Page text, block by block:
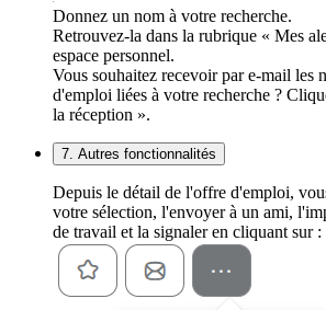
Donnez un nom à votre recherche.
Retrouvez-la dans la rubrique « Mes
espace personnel.
Vous souhaitez recevoir par e-mail les
d'emploi liées à votre recherche ?
la réception ».
7. Autres fonctionnalités
Depuis le détail de l'offre d'emploi,
votre sélection, l'envoyer à un ami,
de travail et la signaler en cliquant sur :